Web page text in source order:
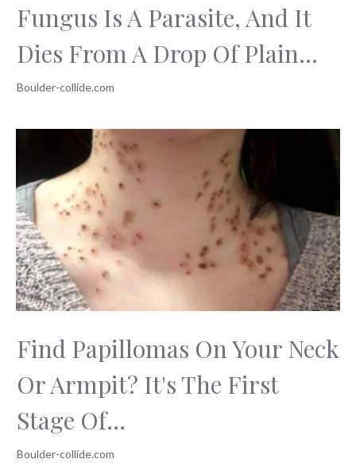
Fungus Is A Parasite, And It
Dies From A Drop Of Plain...
Find Papillomas On Your Neck
Or Armpit? It's The First
Stage Of...